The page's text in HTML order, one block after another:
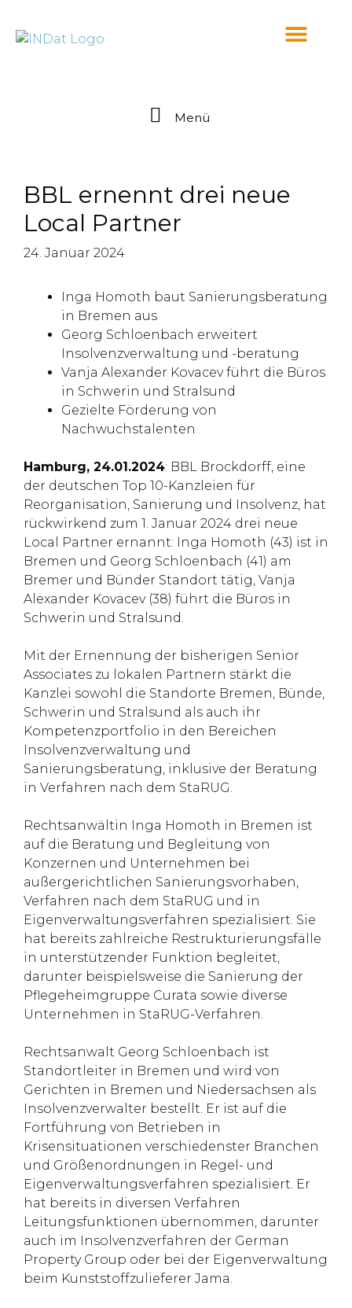
Menü
BBL ernennt drei neue
Local Partner
24. Januar 2024
Inga Homoth baut Sanierungsberatung
in Bremen aus
Georg Schloenbach erweitert
Insolvenzverwaltung und -beratung
Vanja Alexander Kovacev führt die Büros
in Schwerin und Stralsund
Gezielte Förderung von
Nachwuchstalenten
Hamburg, 24.01.2024: BBL Brockdorff, eine
der deutschen Top 10-Kanzleien für
Reorganisation, Sanierung und Insolvenz, hat
rückwirkend zum 1. Januar 2024 drei neue
Local Partner ernannt: Inga Homoth (43) ist in
Bremen und Georg Schloenbach (41) am
Bremer und Bünder Standort tätig, Vanja
Alexander Kovacev (38) führt die Büros in
Schwerin und Stralsund.
Mit der Ernennung der bisherigen Senior
Associates zu lokalen Partnern stärkt die
Kanzlei sowohl die Standorte Bremen, Bünde,
Schwerin und Stralsund als auch ihr
Kompetenzportfolio in den Bereichen
Insolvenzverwaltung und
Sanierungsberatung, inklusive der Beratung
in Verfahren nach dem StaRUG.
Rechtsanwältin Inga Homoth in Bremen ist
auf die Beratung und Begleitung von
Konzernen und Unternehmen bei
außergerichtlichen Sanierungsvorhaben,
Verfahren nach dem StaRUG und in
Eigenverwaltungsverfahren spezialisiert. Sie
hat bereits zahlreiche Restrukturierungsfälle
in unterstützender Funktion begleitet,
darunter beispielsweise die Sanierung der
Pflegeheimgruppe Curata sowie diverse
Unternehmen in StaRUG-Verfahren.
Rechtsanwalt Georg Schloenbach ist
Standortleiter in Bremen und wird von
Gerichten in Bremen und Niedersachsen als
Insolvenzverwalter bestellt. Er ist auf die
Fortführung von Betrieben in
Krisensituationen verschiedenster Branchen
und Größenordnungen in Regel- und
Eigenverwaltungsverfahren spezialisiert. Er
hat bereits in diversen Verfahren
Leitungsfunktionen übernommen, darunter
auch im Insolvenzverfahren der German
Property Group oder bei der Eigenverwaltung
beim Kunststoffzulieferer Jama.